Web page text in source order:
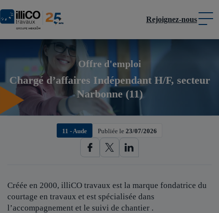
Panneau de gestion des cookies
Rejoignez-nous
Offre d'emploi
Chargé d’affaires Indépendant H/F, secteur
Narbonne (11)
11 - Aude Publiée le 23/07/2026
Créée en 2000, illiCO travaux est la marque fondatrice du
courtage en travaux et est spécialisée dans
l’accompagnement et le suivi de chantier .